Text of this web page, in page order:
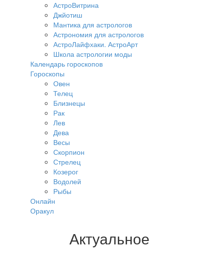
АстроВитрина
Джйотиш
Мантика для астрологов
Астрономия для астрологов
АстроЛайфхаки. АстроАрт
Школа астрологии моды
Календарь гороскопов
Гороскопы
Овен
Телец
Близнецы
Рак
Лев
Дева
Весы
Скорпион
Стрелец
Козерог
Водолей
Рыбы
Онлайн
Оракул
Актуальное